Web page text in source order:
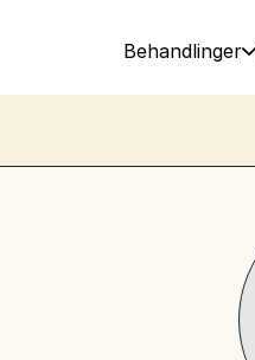
Behandlinger